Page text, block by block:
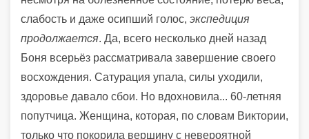
слабость и даже осипший голос, экспедиция
продолжается. Да, всего несколько дней назад
Боня всерьёз рассматривала завершение своего
восхождения. Сатурация упала, силы уходили,
здоровье давало сбои. Но вдохновила... 60-летняя
попутчица. Женщина, которая, по словам Виктории,
только что покорила вершину с невероятной